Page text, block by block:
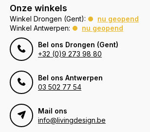
Onze winkels
Winkel Drongen (Gent):
nu geopend
Winkel Antwerpen:
nu geopend
Bel ons Drongen (Gent)
+32 (0)9 273 98 80
Bel ons Antwerpen
03 502 77 54
Mail ons
info@livingdesign.be